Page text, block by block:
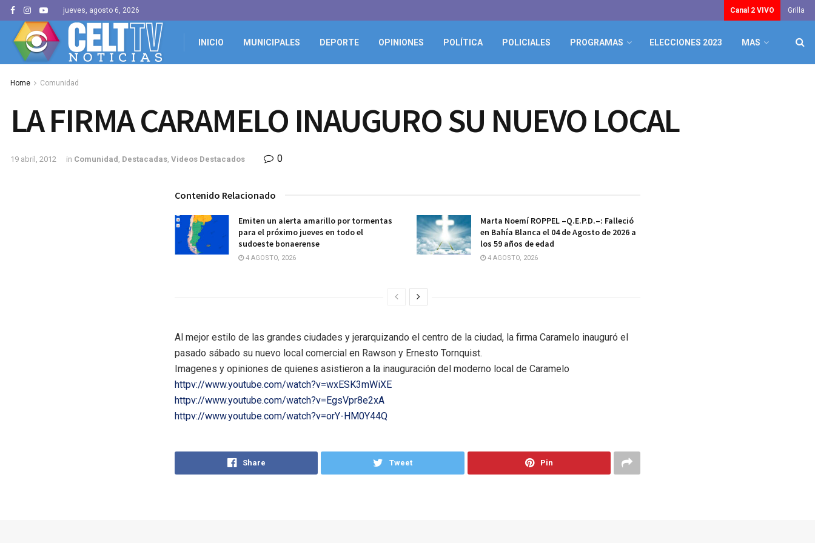
jueves, agosto 6, 2026 Canal 2 VIVO Grilla
INICIO MUNICIPALES DEPORTE OPINIONES POLÍTICA POLICIALES PROGRAMAS ELECCIONES 2023 MAS
Home Comunidad
LA FIRMA CARAMELO INAUGURO SU NUEVO LOCAL
19 abril, 2012 in Comunidad , Destacadas, Videos Destacados 0
Contenido Relacionado
Emiten un alerta amarillo por tormentas
para el próximo jueves en todo el
sudoeste bonaerense
4 AGOSTO, 2026
Marta Noemí ROPPEL –Q.E.P.D.–: Falleció
en Bahía Blanca el 04 de Agosto de 2026 a
los 59 años de edad
4 AGOSTO, 2026
Al mejor estilo de las grandes ciudades y jerarquizando el centro de la ciudad, la firma Caramelo inauguró el
pasado sábado su nuevo local comercial en Rawson y Ernesto Tornquist.
Imagenes y opiniones de quienes asistieron a la inauguración del moderno local de Caramelo
httpv://www.youtube.com/watch?v=wxESK3mWiXE
httpv://www.youtube.com/watch?v=EgsVpr8e2xA
httpv://www.youtube.com/watch?v=orY-HM0Y44Q
Share Tweet Pin